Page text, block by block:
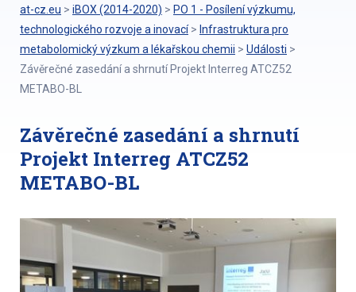
at-cz.eu > iBOX (2014-2020) > PO 1 - Posílení výzkumu,
technologického rozvoje a inovací > Infrastruktura pro
metabolomický výzkum a lékařskou chemii > Události >
Závěrečné zasedání a shrnutí Projekt Interreg ATCZ52
METABO-BL
Závěrečné zasedání a shrnutí
Projekt Interreg ATCZ52
METABO-BL